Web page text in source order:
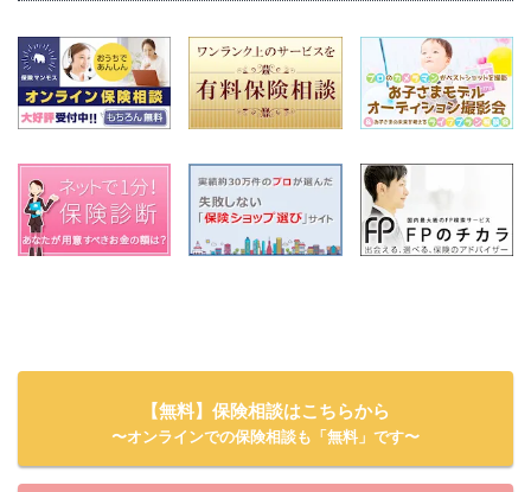
【無料】保険相談はこちらから
〜オンラインでの保険相談も「無料」です〜